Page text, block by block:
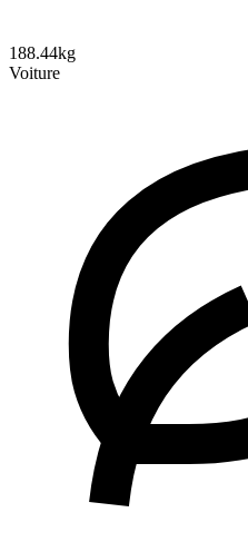
188.44kg
Voiture